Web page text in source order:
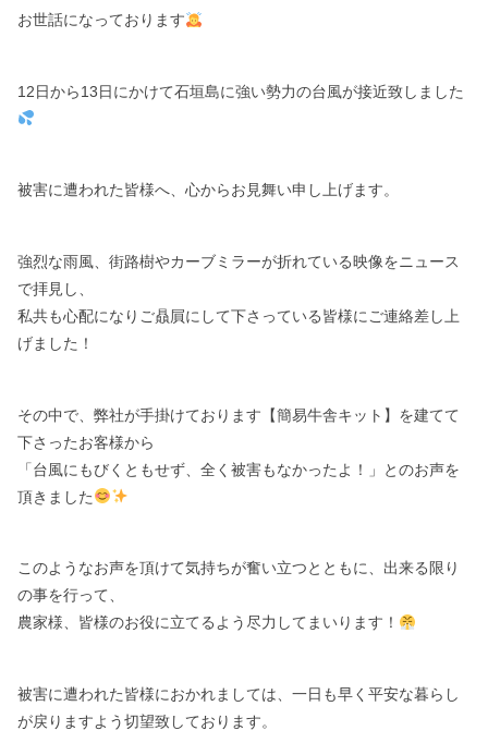
お世話になっております
12日から13日にかけて石垣島に強い勢力の台風が接近致しました
被害に遭われた皆様へ、心からお見舞い申し上げます。
強烈な雨風、街路樹やカーブミラーが折れている映像をニュース
で拝見し、
私共も心配になりご贔屓にして下さっている皆様にご連絡差し上
げました！
その中で、弊社が手掛けております【簡易牛舎キット】を建てて
下さったお客様から
「台風にもびくともせず、全く被害もなかったよ！」とのお声を
頂きました
このようなお声を頂けて気持ちが奮い立つとともに、出来る限り
の事を行って、
農家様、皆様のお役に立てるよう尽力してまいります！
被害に遭われた皆様におかれましては、一日も早く平安な暮らし
が戻りますよう切望致しております。